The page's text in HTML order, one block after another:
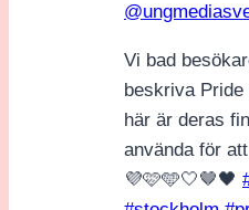
Vi bad
beskriva
här är deras
använda för
💜🩷🩵🤍🤎🖤